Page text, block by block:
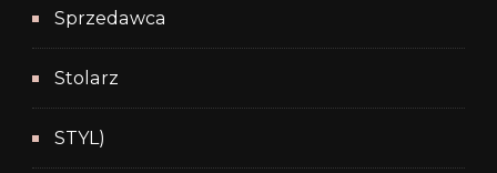
Sprzedawca
Stolarz
STYL)